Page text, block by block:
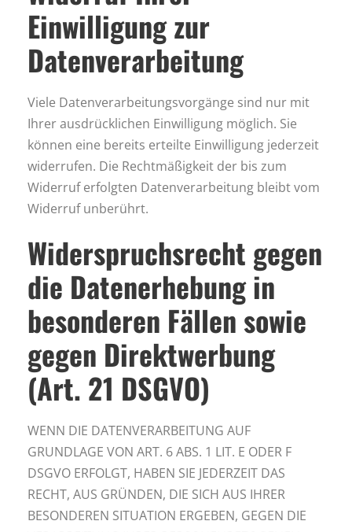
Einwilligung zur
Datenverarbeitung
Viele Datenverarbeitungsvorgänge sind nur mit
Ihrer ausdrücklichen Einwilligung möglich. Sie
können eine bereits erteilte Einwilligung jederzeit
widerrufen. Die Rechtmäßigkeit der bis zum
Widerruf erfolgten Datenverarbeitung bleibt vom
Widerruf unberührt.
Widerspruchsrecht gegen
die Datenerhebung in
besonderen Fällen sowie
gegen Direktwerbung
(Art. 21 DSGVO)
WENN DIE DATENVERARBEITUNG AUF
GRUNDLAGE VON ART. 6 ABS. 1 LIT. E ODER F
DSGVO ERFOLGT, HABEN SIE JEDERZEIT DAS
RECHT, AUS GRÜNDEN, DIE SICH AUS IHRER
BESONDEREN SITUATION ERGEBEN, GEGEN DIE